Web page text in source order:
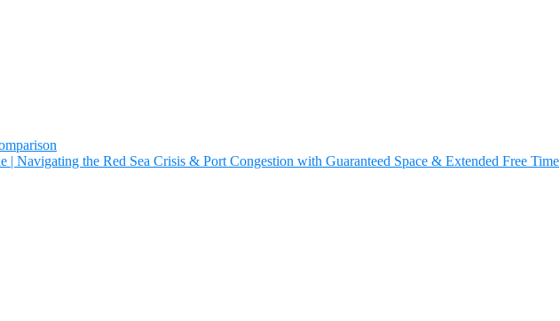
Navigating the Red Sea Crisis & Port Congestion with Guaranteed Space & Extended Free Time